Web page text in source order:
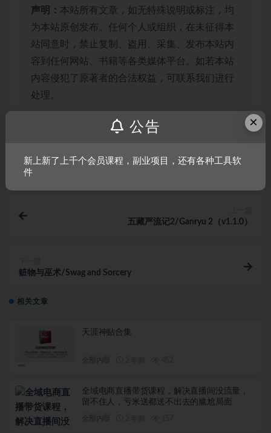
声明： 本站所有文章，如无特殊说明或标注，均
为本站原创发布。任何个人或组织，在未征得本
站同意时，禁止复制、盗用、采集、发布本站内
容到任何网站、书籍等各类媒体平台。如若本站
内容侵犯了原著者的合法权益，可联系我们进行
处理。
五藏严流记2/Ganryu 2（v1.1.0）
赃物与巫术/Swag and Sorcery
相关文章
天涯神贴合集
全域电商直播带货课程，解决直播间没流量，
留不住人，亏米送都送不出去的尴尬局面
×
公告
新上新了上千个会员课程，副业项目，还有各种工具软
件